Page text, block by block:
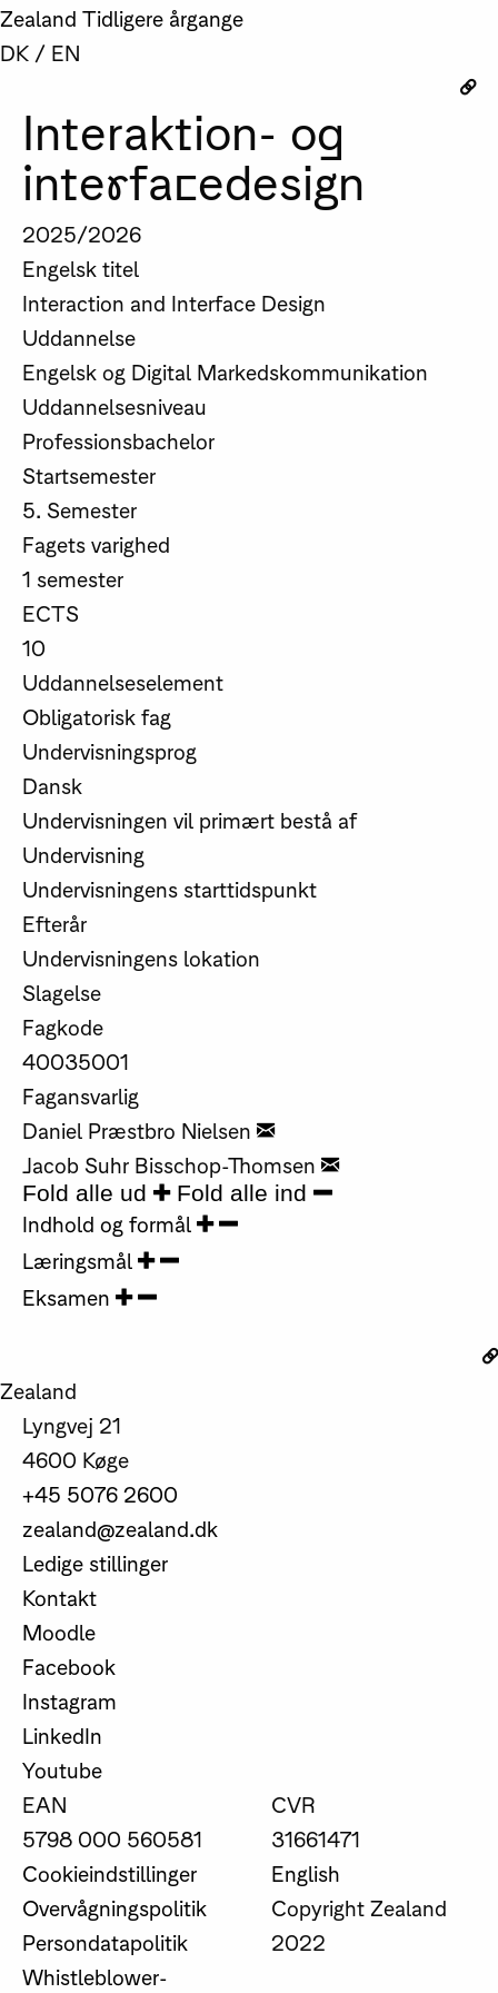
Zealand Tidligere årgange
DK / EN
Interaktion- og
interfacedesign
2025/2026
Engelsk titel
Interaction and Interface Design
Uddannelse
Engelsk og Digital Markedskommunikation
Uddannelsesniveau
Professionsbachelor
Startsemester
5. Semester
Fagets varighed
1 semester
ECTS
10
Uddannelseselement
Obligatorisk fag
Undervisningsprog
Dansk
Undervisningen vil primært bestå af
Undervisning
Undervisningens starttidspunkt
Efterår
Undervisningens lokation
Slagelse
Fagkode
40035001
Fagansvarlig
Daniel Præstbro Nielsen
Jacob Suhr Bisschop-Thomsen
Fold alle ud Fold alle ind
Indhold og formål
Læringsmål
Eksamen
Zealand
Lyngvej 21
4600 Køge
+45 5076 2600
zealand@zealand.dk
Ledige stillinger
Kontakt
Moodle
Facebook
Instagram
LinkedIn
Youtube
EAN
5798 000 560581
CVR
31661471
Cookieindstillinger
Overvågningspolitik
Persondatapolitik
Whistleblower-
English
Copyright Zealand
2022